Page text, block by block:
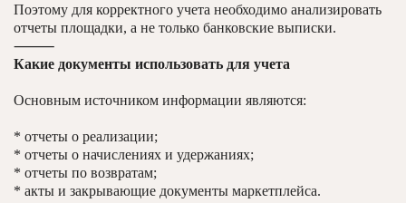
Поэтому для корректного учета необходимо анализировать
отчеты площадки, а не только банковские выписки.
⸻
Какие документы использовать для учета
Основным источником информации являются:
* отчеты о реализации;
* отчеты о начислениях и удержаниях;
* отчеты по возвратам;
* акты и закрывающие документы маркетплейса.